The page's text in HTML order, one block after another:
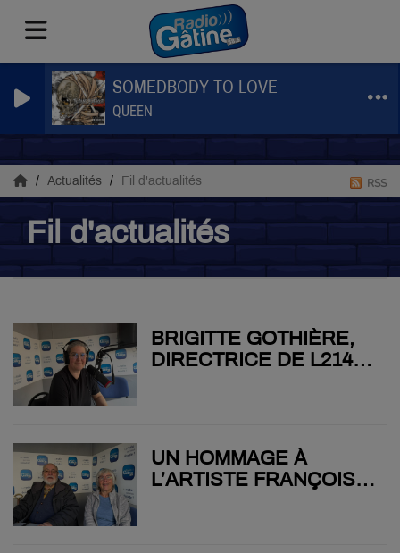
SOMEDBODY TO LOVE
QUEEN
Actualités Fil d'actualités
Fil d'actualités
RSS
BRIGITTE GOTHIÈRE,
DIRECTRICE DE L214
UN HOMMAGE À
L’ARTISTE FRANÇOIS